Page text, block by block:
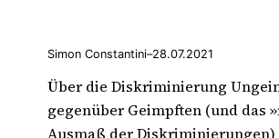
Simon Constantini–28.07.2021
Über die Diskriminierung
gegenüber Geimpften (und das
Ausmaß der Diskriminierungen)